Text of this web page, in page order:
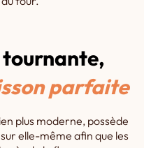
tournante,
parfaite
plus moderne, possède
elle-même afin que les